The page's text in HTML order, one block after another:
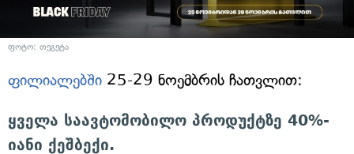
ფოტო: თეგეტა
ფილიალებში 25-29 ნოემბრის ჩათვლით:
ყველა საავტომობილო პროდუქტზე 40%-
იანი ქეშბექი.